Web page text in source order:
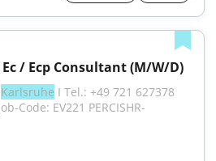
/ Ecp Consultant (M/W/D)
Karlsruhe I Tel.: +49 721 627378
Code: EV221 PERCISHR-